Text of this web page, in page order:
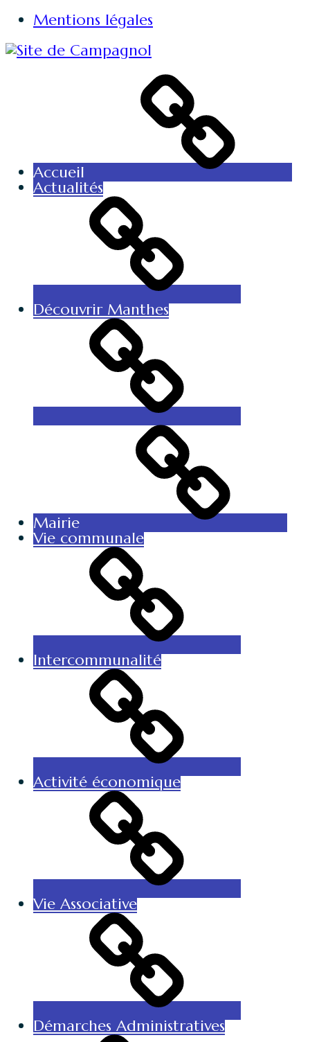
Mentions légales
Accueil
Actualités
Découvrir Manthes
Mairie
Vie communale
Intercommunalité
Activité économique
Vie Associative
Démarches Administratives